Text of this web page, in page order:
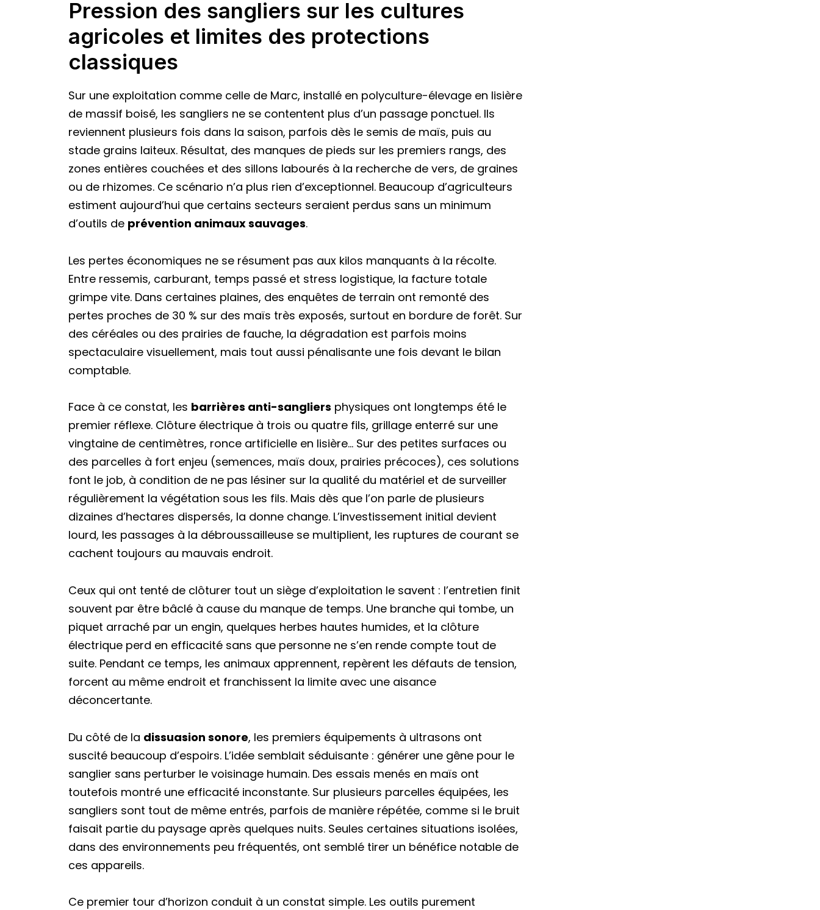
Pression des sangliers sur les cultures
agricoles et limites des protections
classiques
Sur une exploitation comme celle de Marc, installé en polyculture-élevage en lisière
de massif boisé, les sangliers ne se contentent plus d’un passage ponctuel. Ils
reviennent plusieurs fois dans la saison, parfois dès le semis de maïs, puis au
stade grains laiteux. Résultat, des manques de pieds sur les premiers rangs, des
zones entières couchées et des sillons labourés à la recherche de vers, de graines
ou de rhizomes. Ce scénario n’a plus rien d’exceptionnel. Beaucoup d’agriculteurs
estiment aujourd’hui que certains secteurs seraient perdus sans un minimum
d’outils de prévention animaux sauvages.
Les pertes économiques ne se résument pas aux kilos manquants à la récolte.
Entre ressemis, carburant, temps passé et stress logistique, la facture totale
grimpe vite. Dans certaines plaines, des enquêtes de terrain ont remonté des
pertes proches de 30 % sur des maïs très exposés, surtout en bordure de forêt. Sur
des céréales ou des prairies de fauche, la dégradation est parfois moins
spectaculaire visuellement, mais tout aussi pénalisante une fois devant le bilan
comptable.
Face à ce constat, les barrières anti-sangliers physiques ont longtemps été le
premier réflexe. Clôture électrique à trois ou quatre fils, grillage enterré sur une
vingtaine de centimètres, ronce artificielle en lisière… Sur des petites surfaces ou
des parcelles à fort enjeu (semences, maïs doux, prairies précoces), ces solutions
font le job, à condition de ne pas lésiner sur la qualité du matériel et de surveiller
régulièrement la végétation sous les fils. Mais dès que l’on parle de plusieurs
dizaines d’hectares dispersés, la donne change. L’investissement initial devient
lourd, les passages à la débroussailleuse se multiplient, les ruptures de courant se
cachent toujours au mauvais endroit.
Ceux qui ont tenté de clôturer tout un siège d’exploitation le savent : l’entretien finit
souvent par être bâclé à cause du manque de temps. Une branche qui tombe, un
piquet arraché par un engin, quelques herbes hautes humides, et la clôture
électrique perd en efficacité sans que personne ne s’en rende compte tout de
suite. Pendant ce temps, les animaux apprennent, repèrent les défauts de tension,
forcent au même endroit et franchissent la limite avec une aisance
déconcertante.
Du côté de la dissuasion sonore, les premiers équipements à ultrasons ont
suscité beaucoup d’espoirs. L’idée semblait séduisante : générer une gêne pour le
sanglier sans perturber le voisinage humain. Des essais menés en maïs ont
toutefois montré une efficacité inconstante. Sur plusieurs parcelles équipées, les
sangliers sont tout de même entrés, parfois de manière répétée, comme si le bruit
faisait partie du paysage après quelques nuits. Seules certaines situations isolées,
dans des environnements peu fréquentés, ont semblé tirer un bénéfice notable de
ces appareils.
Ce premier tour d’horizon conduit à un constat simple. Les outils purement